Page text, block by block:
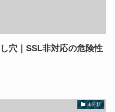
穴｜SSL非対応の危険性
未分類